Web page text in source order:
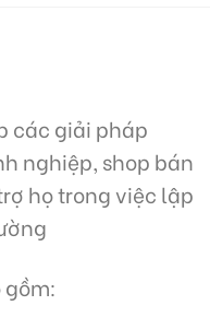
các giải pháp
nghiệp, shop bán
họ trong việc lập